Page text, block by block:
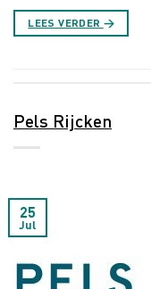
LEES VERDER →
Pels Rijcken
25
Jul